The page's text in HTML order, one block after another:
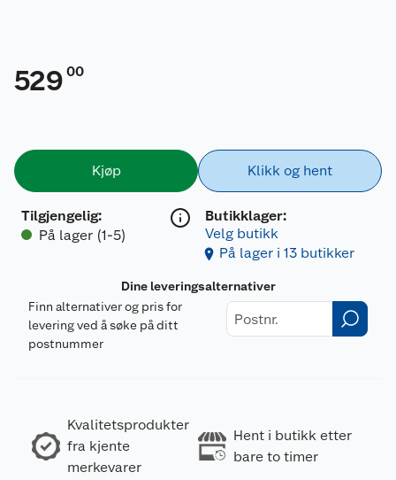
529 00
Kjøp
Tilgjengelig:
På lager (1-5)
Klikk og hent
Butikklager:
Velg butikk
På lager i 13 butikker
Dine leveringsalternativer
Finn alternativer og pris for
levering ved å søke på ditt
postnummer
Kvalitetsprodukter
fra kjente
merkevarer
Hent i butikk etter
bare to timer